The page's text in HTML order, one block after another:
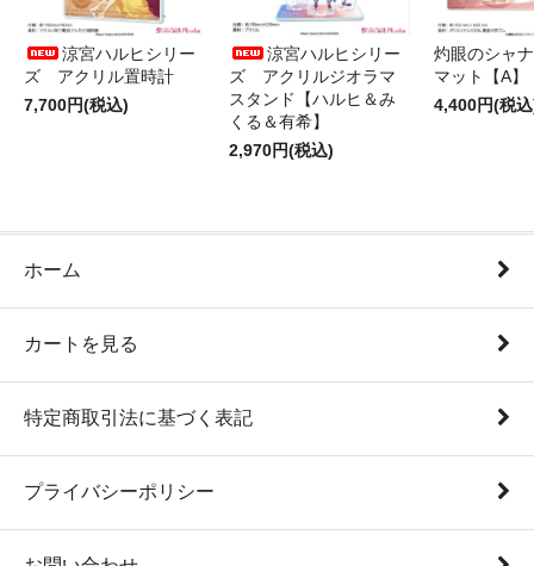
涼宮ハルヒシリー
ズ アクリル置時計
7,700円(税込)
涼宮ハルヒシリー
ズ アクリルジオラマ
スタンド【ハルヒ＆み
くる＆有希】
2,970円(税込)
灼眼のシャ
マット【A】
4,400円(税
ホーム
カートを見る
特定商取引法に基づく表記
プライバシーポリシー